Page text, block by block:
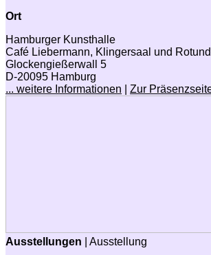
Ort
Hamburger Kunsthalle
Café Liebermann, Klingersaal und
Glockengießerwall 5
D-20095 Hamburg
... weitere Informationen
Zur
Ausstellungen | Ausstellung